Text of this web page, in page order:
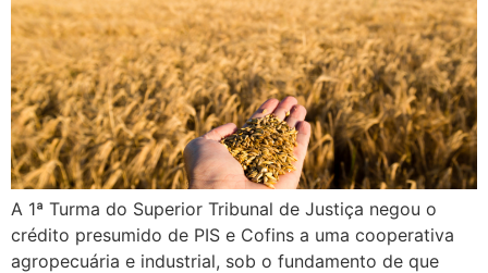
A 1ª Turma do Superior Tribunal de Justiça negou o
crédito presumido de PIS e Cofins a uma cooperativa
agropecuária e industrial, sob o fundamento de que